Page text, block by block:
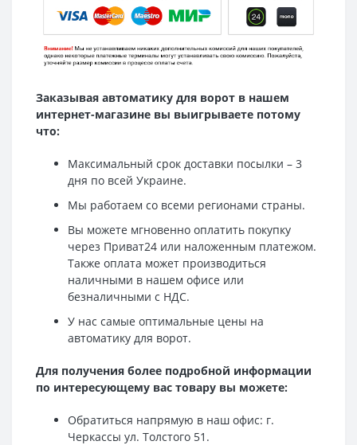
Заказывая автоматику для ворот в нашем
интернет-магазине вы выигрываете потому
что:
Максимальный срок доставки посылки – 3
дня по всей Украине.
Мы работаем со всеми регионами страны.
Вы можете мгновенно оплатить покупку
через Приват24 или наложенным платежом.
Также оплата может производиться
наличными в нашем офисе или
безналичными с НДС.
У нас самые оптимальные цены на
автоматику для ворот.
Для получения более подробной информации
по интересующему вас товару вы можете:
Обратиться напрямую в наш офис: г.
Черкассы ул. Толстого 51.